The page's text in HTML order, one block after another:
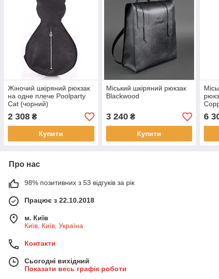
Жіночий шкіряний рюкзак
на одне плече Poolparty
Cat (чорний)
2 308 ₴
Купити
Міський шкіряний рюкзак
Blackwood
3 240₴
Купити
6
Про нас
98% позитивних з 53 відгуків за рік
Працює з 22.10.2018
м. Київ
Київ, Київ, Україна
Контакти
Сьогодні вихідний
Показати весь графік роботи